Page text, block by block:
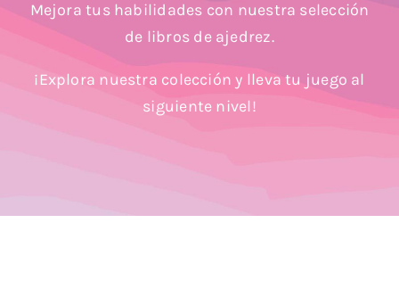
Blog
Mejora tus habilidades con nuestra selección
de libros de ajedrez.
¡Explora nuestra colección y lleva tu juego al
siguiente nivel!